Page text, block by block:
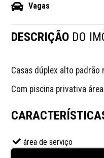
Vagas
DESCRIÇÃO DO
Casas dúplex alto
Com piscina privativa
área de serviço